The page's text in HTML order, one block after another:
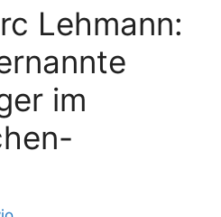
Lehmann:
im